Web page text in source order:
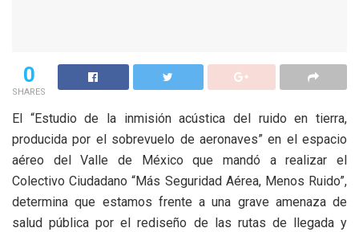
0
SHARES
El “Estudio de la inmisión acústica del ruido en tierra,
producida por el sobrevuelo de aeronaves” en el espacio
aéreo del Valle de México que mandó a realizar el
Colectivo Ciudadano “Más Seguridad Aérea, Menos Ruido”,
determina que estamos frente a una grave amenaza de
salud pública por el rediseño de las rutas de llegada y